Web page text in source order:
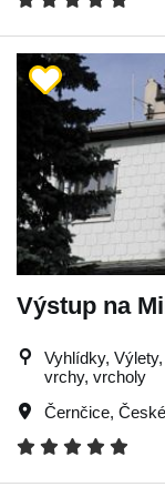
Výstup na
Vyhlídky,
vrchy, vrcholy
Černčice,